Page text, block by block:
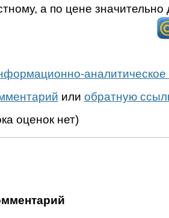
а по цене значительно
аналитическое
или обратную
оценок нет)